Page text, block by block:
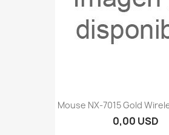
Mouse NX-7015 Gold
0,00 USD